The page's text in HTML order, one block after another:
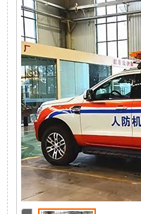
电
机
组，
相
对
机
供
电
系
统
（福
特
撼
路
者
人
防
通
信
指
挥